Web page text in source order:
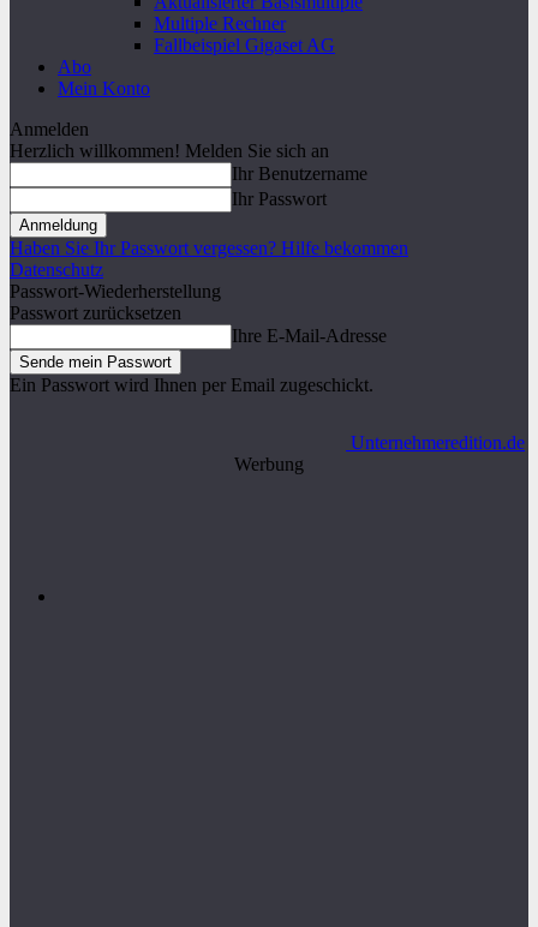
Multiple Rechner
Fallbeispiel Gigaset AG
Abo
Mein Konto
Anmelden
Herzlich willkommen! Melden Sie sich an
Ihr Benutzername
Ihr Passwort
Haben Sie Ihr Passwort vergessen? Hilfe bekommen
Datenschutz
Passwort-Wiederherstellung
Passwort zurücksetzen
Ihre E-Mail-Adresse
Ein Passwort wird Ihnen per Email zugeschickt.
Unternehmeredition.de
Werbung